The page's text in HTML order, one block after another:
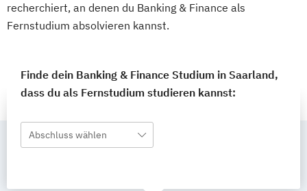
recherchiert, an denen du Banking & Finance als
Fernstudium absolvieren kannst.
Finde dein Banking & Finance Studium in Saarland,
dass du als Fernstudium studieren kannst:
Abschluss wählen